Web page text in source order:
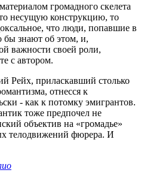
громадного скелета
несущую конструкцию, то
что люди, попавшие в
бы знают об этом, и,
важности своей роли,
с автором.
Рейх, приласкавший столько
отнесся к
- как к потомку эмигрантов.
тоже предпочел не
объектив на «громадье»
телодвижений фюрера. И